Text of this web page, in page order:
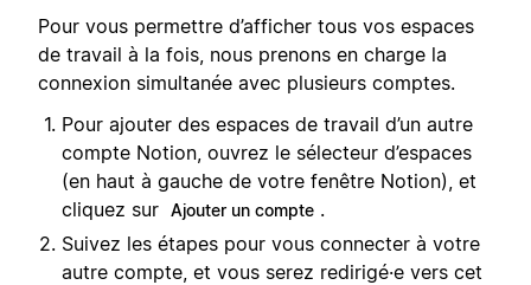
Pour vous permettre d’afficher tous vos espaces
de travail à la fois, nous prenons en charge la
connexion simultanée avec plusieurs comptes.
Pour ajouter des espaces de travail d’un autre
compte Notion, ouvrez le sélecteur d’espaces
(en haut à gauche de votre fenêtre Notion), et
cliquez sur Ajouter un compte .
Suivez les étapes pour vous connecter à votre
autre compte, et vous serez redirigé·e vers cet